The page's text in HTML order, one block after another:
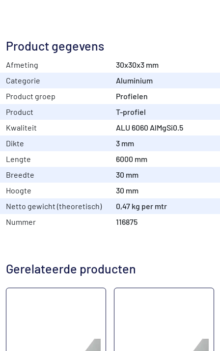
Product gegevens
Afmeting
30x30x3 mm
Categorie
Aluminium
Product groep
Profielen
Product
T-profiel
Kwaliteit
ALU 6060 AlMgSi0.5
Dikte
3 mm
Lengte
6000 mm
Breedte
30 mm
Hoogte
30 mm
Netto gewicht (theoretisch)
0,47 kg per mtr
Nummer
116875
Gerelateerde producten